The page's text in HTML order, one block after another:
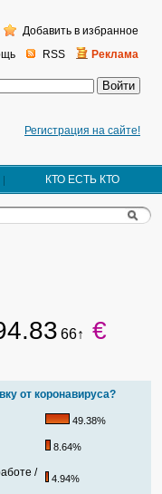
Регистрация на сайте!
RSS Реклама
Добавить в избранное
КТО ЕСТЬ КТО
66↑ €
от коронавируса?
49.38%
8.64%
/
4.94%